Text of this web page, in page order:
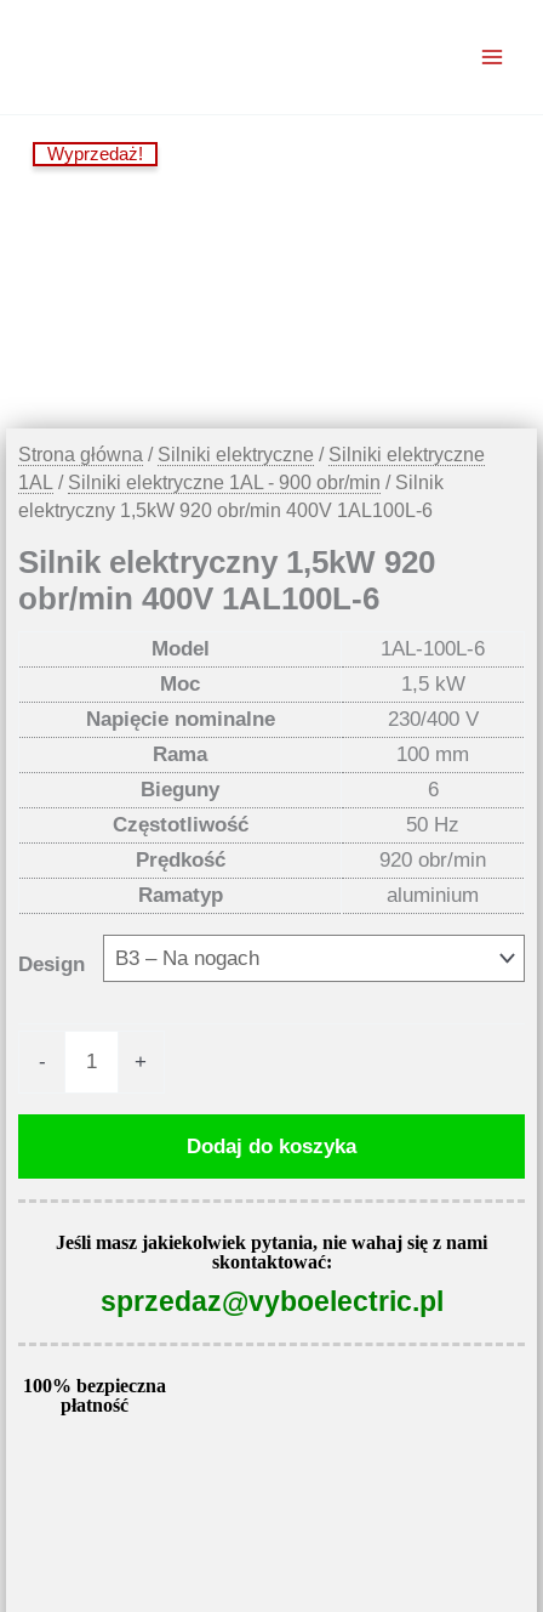
Wyprzedaż!
Strona główna / Silniki elektryczne / Silniki elektryczne
1AL / Silniki elektryczne 1AL - 900 obr/min / Silnik
elektryczny 1,5kW 920 obr/min 400V 1AL100L-6
Silnik elektryczny 1,5kW 920
obr/min 400V 1AL100L-6
Model
1AL-100L-6
Moc
1,5 kW
Napięcie nominalne
230/400 V
Rama
100 mm
Bieguny
6
Częstotliwość
50 Hz
Prędkość
920 obr/min
Ramatyp
aluminium
Design
-
elektryczny
920
400V
+
Dodaj do koszyka
Jeśli masz jakiekolwiek pytania, nie wahaj się z nami
skontaktować:
sprzedaz@vyboelectric.pl
100% bezpieczna
płatność